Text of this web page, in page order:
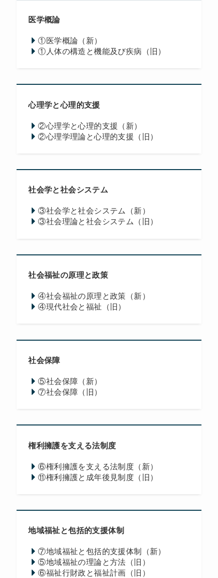
医学概論
①医学概論（新）
①人体の構造と機能及び疾病（旧）
心理学と心理的支援
②心理学と心理的支援（新）
②心理学理論と心理的支援（旧）
社会学と社会システム
③社会学と社会システム（新）
③社会理論と社会システム（旧）
社会福祉の原理と政策
④社会福祉の原理と政策（新）
④現代社会と福祉（旧）
社会保障
⑤社会保障（新）
⑦社会保障（旧）
権利擁護を支える法制度
⑥権利擁護を支える法制度（新）
⑪権利擁護と成年後見制度（旧）
地域福祉と包括的支援体制
⑦地域福祉と包括的支援体制（新）
⑤地域福祉の理論と方法（旧）
⑥福祉行財政と福祉計画（旧）